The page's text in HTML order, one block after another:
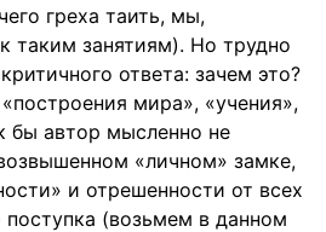
греха таить, мы,
таким занятиям). Но трудно
ответа: зачем это?
мира», «учения»,
бы автор мысленно не
«личном» замке,
и отрешенности от всех
поступка (возьмем в данном